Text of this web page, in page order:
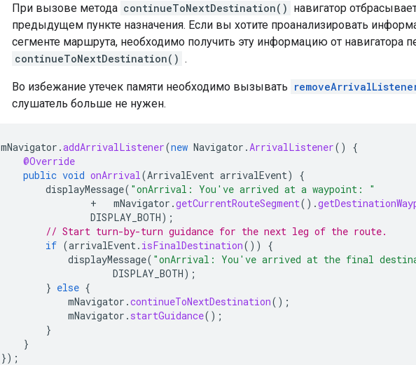
При вызове метода continueToNextDestination() навигатор
предыдущем пункте назначения. Если вы хотите проанализировать
сегменте маршрута, необходимо получить эту информацию от навигатора
continueToNextDestination() .
Во избежание утечек памяти необходимо вызывать
слушатель больше не нужен.
mNavigator .addArrivalListener(new Navigator .ArrivalListener()
{
@Override
public void onArrival(ArrivalEvent arrivalEvent)
{
displayMessage( "onArrival: You've arrived at a waypoint: "
+
mNavigator .getCurrentRouteSegment().
DISPLAY_BOTH);
// Start turn-by-turn guidance for the next leg of the route.
if (arrivalEvent. isFinalDestination())
{
displayMessage( "onArrival: You've arrived at the final
DISPLAY_BOTH);
} else {
mNavigator .continueToNextDestination();
mNavigator . startGuidance();
}
}
});